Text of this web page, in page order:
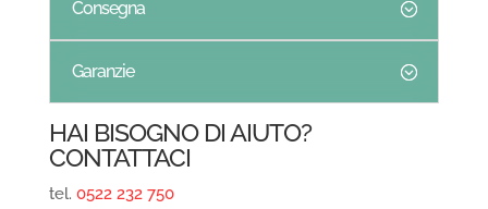
Consegna
Garanzie
HAI BISOGNO DI AIUTO?
CONTATTACI
tel. 0522 232 750